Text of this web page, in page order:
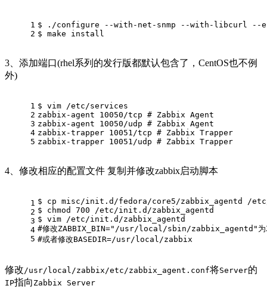
1
2
$ ./configure --with-net-snmp --with-libcurl --
$ make install
3、添加端口(rhel系列的发行版都默认包含了，CentOS也不例
外)
1
2
3
4
5
$ vim /etc/services
zabbix-agent 10050/tcp # Zabbix Agent
zabbix-agent 10050/udp # Zabbix Agent
zabbix-trapper 10051/tcp # Zabbix Trapper
zabbix-trapper 10051/udp # Zabbix Trapper
4、修改相应的配置文件 复制并修改zabbix启动脚本
1
2
3
4
5
$ cp misc/init.d/fedora/core5/zabbix_agentd /
$ chmod 700 /etc/init.d/zabbix_agentd
$ vim /etc/init.d/zabbix_agentd
#修改ZABBIX_BIN="/usr/local/sbin/
#或者修改BASEDIR=/usr/local/zabbix
修改 /usr/local/zabbix/etc/zabbix_agent.conf将Server的
IP指向 Zabbix Server